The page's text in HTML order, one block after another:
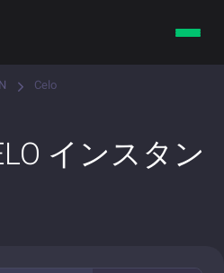
Celo
インスタン